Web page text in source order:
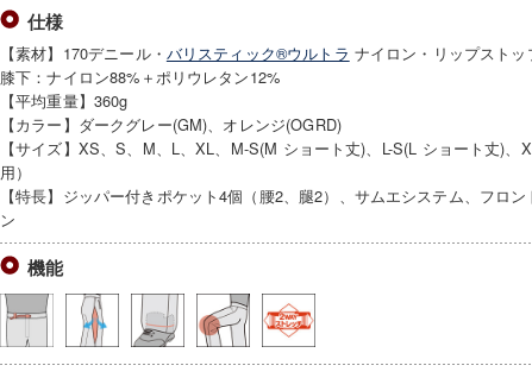
仕様
【素材】170デニール・ バリスティック®ウルトラ ナイロン・リップストッ
膝下：ナイロン88%＋ポリウレタン12%
【平均重量】360g
【カラー】ダークグレー(GM)、オレンジ(OGRD)
【サイズ】XS、S、M、L、XL、M-S(M ショート丈)、L-S(L ショート丈)、
用）
【特長】ジッパー付きポケット4個（腰2、腿2）、サムエシステム、フロ
ン
機能